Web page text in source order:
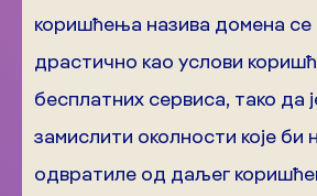
коришћења назива домена се
драстично као услови
бесплатних сервиса, тако да
замислити околности које би
одвратиле од даљег